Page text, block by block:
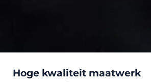
Hoge kwaliteit maatwerk